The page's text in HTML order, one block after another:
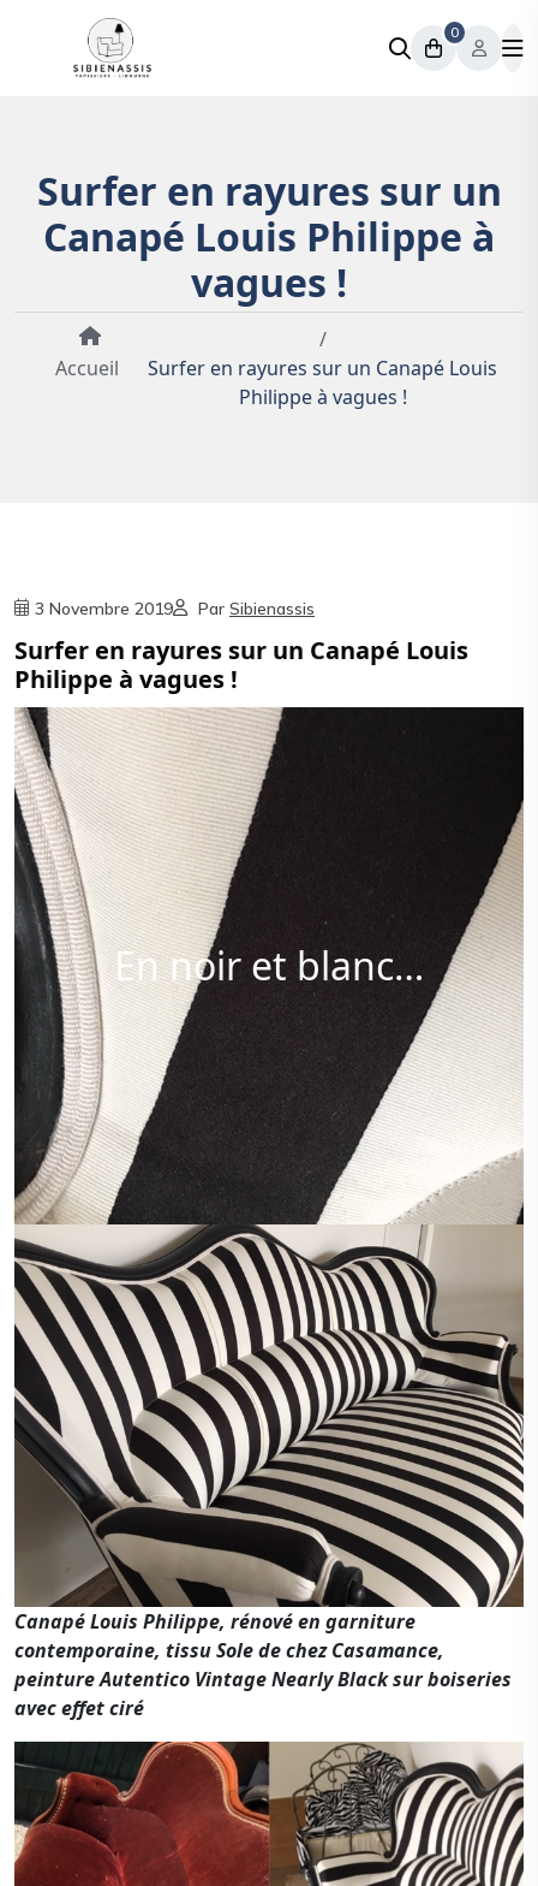
0
Surfer en rayures sur un
Canapé Louis Philippe à
vagues !
Accueil
/
Surfer en rayures sur un Canapé Louis
Philippe à vagues !
3 Novembre 2019 Par Sibienassis
Surfer en rayures sur un Canapé Louis
Philippe à vagues !
En noir et blanc…
Canapé Louis Philippe, rénové en garniture
contemporaine, tissu Sole de chez Casamance,
peinture Autentico Vintage Nearly Black sur boiseries
avec effet ciré